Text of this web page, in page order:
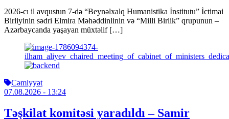
2026-cı il avqustun 7-də “Beynəlxalq Humanistika İnstitutu” İctimai
Birliyinin sədri Elmira Məhəddinlinin və “Milli Birlik” qrupunun –
Azərbaycanda yaşayan müxtəlif […]
Cəmiyyət
07.08.2026 - 13:24
Təşkilat komitəsi yaradıldı – Samir